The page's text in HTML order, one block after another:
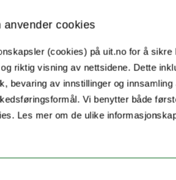
anvender cookies
(cookies) på uit.no for å sikre
riktig visning av nettsidene. Dette
bevaring av innstillinger og innsamling
Vi benytter både
Les mer om de ulike
descriptions of
study aims to increase the
producing eruptions
This project involves studying
from the sea floor
volcanic ash is analysed
larger eruptions that have